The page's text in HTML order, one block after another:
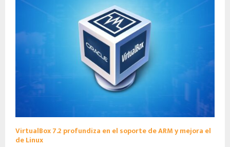
VirtualBox 7.2 profundiza en el soporte de ARM y mejora el
de Linux